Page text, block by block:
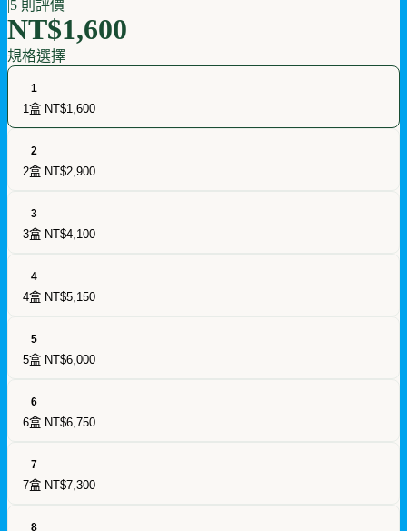
|5 則評價
NT$1,600
規格選擇
1
1盒 NT$1,600
2
2盒 NT$2,900
3
3盒 NT$4,100
4
4盒 NT$5,150
5
5盒 NT$6,000
6
6盒 NT$6,750
7
7盒 NT$7,300
8